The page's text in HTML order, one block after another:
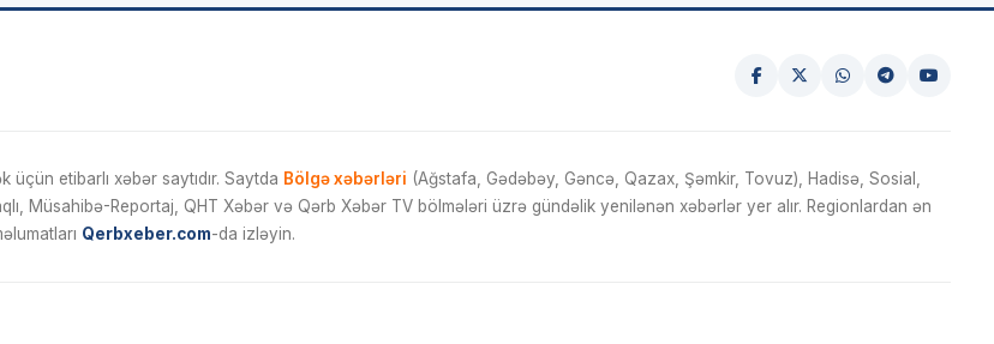
etibarlı xəbər saytıdır. Saytda Bölgə xəbərləri (Ağstafa, Gədəbəy, Gəncə, Qazax, Şəmkir, Tovuz), Hadisə, Sosial,
Müsahibə-Reportaj, QHT Xəbər və Qərb Xəbər TV bölmələri üzrə gündəlik yenilənən xəbərlər yer alır. Regionlardan ən
Qerbxeber.com-da izləyin.